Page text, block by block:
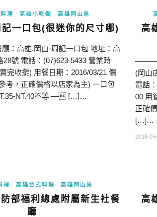
理 高雄小吃類 高雄岡山區
一口包(很迷你的尺寸哪)
高雄.岡山-周記一口包 地址：高
28號 電話：(07)623-5433 營業時
完收攤) 用餐日期：2016/03/21 價
考，正確價格以店家為主) 一口包
NT.40不等 — […]…
高
(岡山
電話
00 用
正確
[…]…
2016-
裡 高雄台式料理 高雄岡山區
部福利總處附屬新生社餐
廳
高